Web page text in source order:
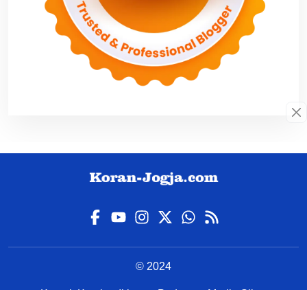
© 2024